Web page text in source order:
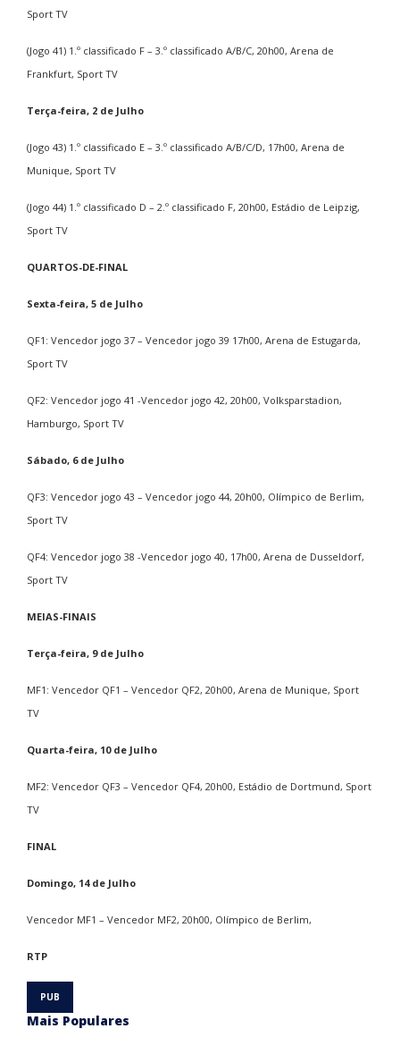
Sport TV
(Jogo 41) 1.º classificado F – 3.º classificado A/B/C, 20h00, Arena de
Frankfurt, Sport TV
Terça-feira, 2 de Julho
(Jogo 43) 1.º classificado E – 3.º classificado A/B/C/D, 17h00, Arena de
Munique, Sport TV
(Jogo 44) 1.º classificado D – 2.º classificado F, 20h00, Estádio de Leipzig,
Sport TV
QUARTOS-DE-FINAL
Sexta-feira, 5 de Julho
QF1: Vencedor jogo 37 – Vencedor jogo 39 17h00, Arena de Estugarda,
Sport TV
QF2: Vencedor jogo 41 -Vencedor jogo 42, 20h00, Volksparstadion,
Hamburgo, Sport TV
Sábado, 6 de Julho
QF3: Vencedor jogo 43 – Vencedor jogo 44, 20h00, Olímpico de Berlim,
Sport TV
QF4: Vencedor jogo 38 -Vencedor jogo 40, 17h00, Arena de Dusseldorf,
Sport TV
MEIAS-FINAIS
Terça-feira, 9 de Julho
MF1: Vencedor QF1 – Vencedor QF2, 20h00, Arena de Munique, Sport
TV
Quarta-feira, 10 de Julho
MF2: Vencedor QF3 – Vencedor QF4, 20h00, Estádio de Dortmund, Sport
TV
FINAL
Domingo, 14 de Julho
Vencedor MF1 – Vencedor MF2, 20h00, Olímpico de Berlim,
RTP
Mais Populares